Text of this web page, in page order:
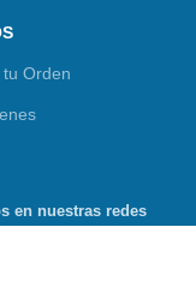
Orden
en nuestras redes